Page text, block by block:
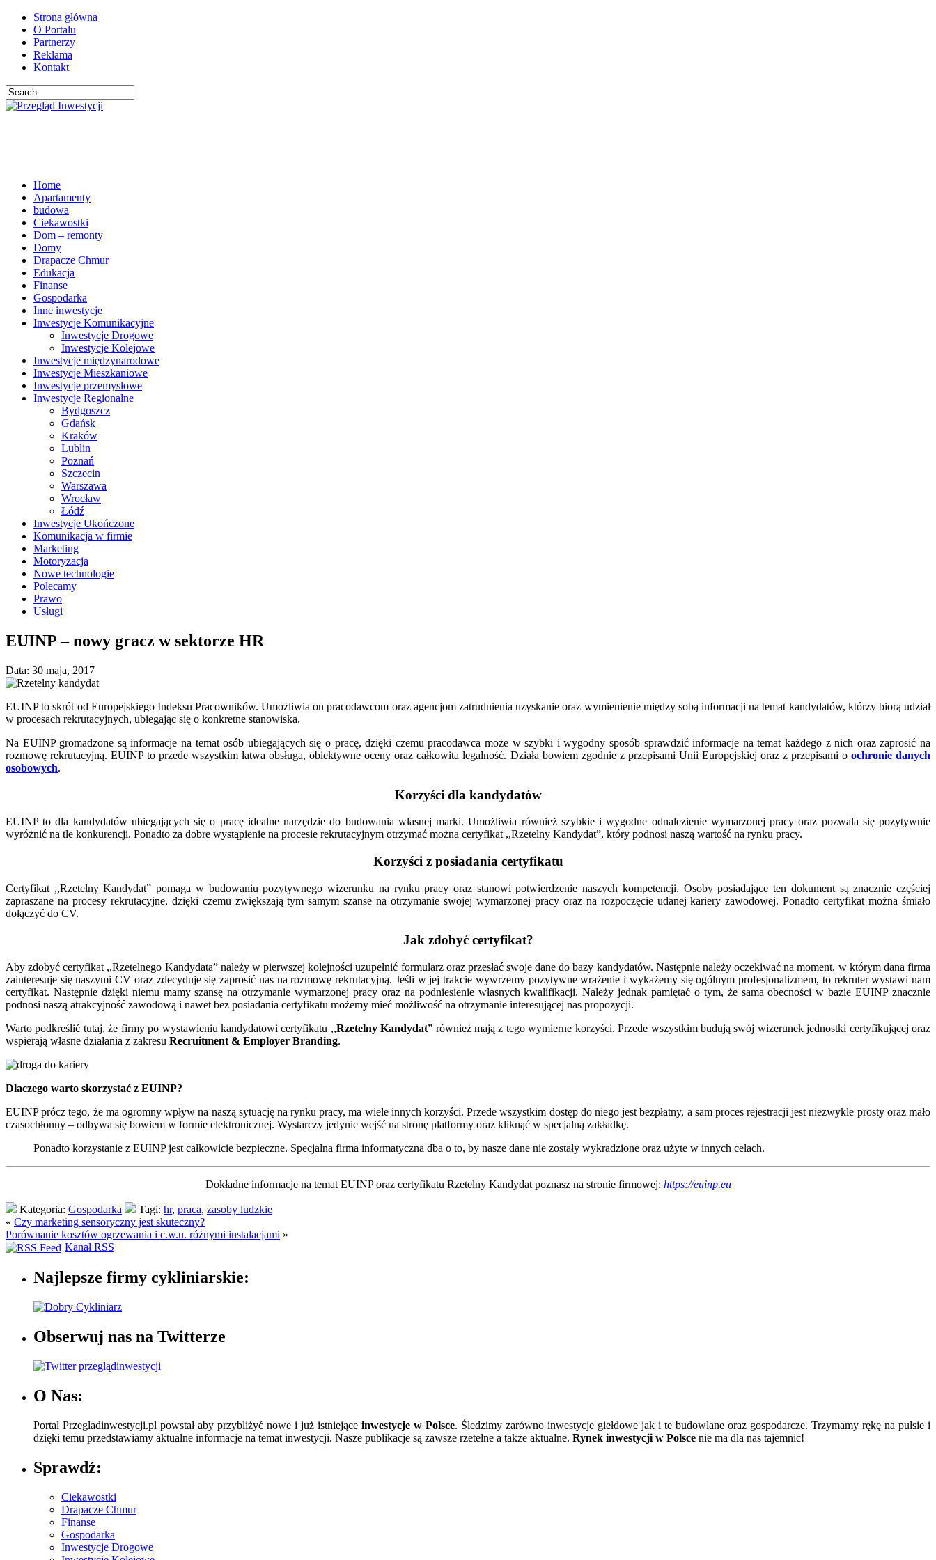
Strona główna
O Portalu
Partnerzy
Reklama
Kontakt
Home
Apartamenty
budowa
Ciekawostki
Dom – remonty
Domy
Drapacze Chmur
Edukacja
Finanse
Gospodarka
Inne inwestycje
Inwestycje Komunikacyjne
Inwestycje Drogowe
Inwestycje Kolejowe
Inwestycje międzynarodowe
Inwestycje Mieszkaniowe
Inwestycje przemysłowe
Inwestycje Regionalne
Bydgoszcz
Gdańsk
Kraków
Lublin
Poznań
Szczecin
Warszawa
Wrocław
Łódź
Inwestycje Ukończone
Komunikacja w firmie
Marketing
Motoryzacja
Nowe technologie
Polecamy
Prawo
Usługi
EUINP – nowy gracz w sektorze HR
Data: 30 maja, 2017
EUINP to skrót od Europejskiego Indeksu Pracowników. Umożliwia on pracodawcom oraz agencjom zatrudnienia uzyskanie oraz wymienienie między sobą informacji na temat kandydatów, którzy biorą udział
w procesach rekrutacyjnych, ubiegając się o konkretne stanowiska.
Na EUINP gromadzone są informacje na temat osób ubiegających się o pracę, dzięki czemu pracodawca może w szybki i wygodny sposób sprawdzić informacje na temat każdego z nich oraz zaprosić na
rozmowę rekrutacyjną. EUINP to przede wszystkim łatwa obsługa, obiektywne oceny oraz całkowita legalność. Działa bowiem zgodnie z przepisami Unii Europejskiej oraz z przepisami o ochronie danych
osobowych.
Korzyści dla kandydatów
EUINP to dla kandydatów ubiegających się o pracę idealne narzędzie do budowania własnej marki. Umożliwia również szybkie i wygodne odnalezienie wymarzonej pracy oraz pozwala się pozytywnie
wyróżnić na tle konkurencji. Ponadto za dobre wystąpienie na procesie rekrutacyjnym otrzymać można certyfikat ,,Rzetelny Kandydat”, który podnosi naszą wartość na rynku pracy.
Korzyści z posiadania certyfikatu
Certyfikat ,,Rzetelny Kandydat” pomaga w budowaniu pozytywnego wizerunku na rynku pracy oraz stanowi potwierdzenie naszych kompetencji. Osoby posiadające ten dokument są znacznie częściej
zapraszane na procesy rekrutacyjne, dzięki czemu zwiększają tym samym szanse na otrzymanie swojej wymarzonej pracy oraz na rozpoczęcie udanej kariery zawodowej. Ponadto certyfikat można śmiało
dołączyć do CV.
Jak zdobyć certyfikat?
Aby zdobyć certyfikat ,,Rzetelnego Kandydata” należy w pierwszej kolejności uzupełnić formularz oraz przesłać swoje dane do bazy kandydatów. Następnie należy oczekiwać na moment, w którym dana firma
zainteresuje się naszymi CV oraz zdecyduje się zaprosić nas na rozmowę rekrutacyjną. Jeśli w jej trakcie wywrzemy pozytywne wrażenie i wykażemy się ogólnym profesjonalizmem, to rekruter wystawi nam
certyfikat. Następnie dzięki niemu mamy szansę na otrzymanie wymarzonej pracy oraz na podniesienie własnych kwalifikacji. Należy jednak pamiętać o tym, że sama obecności w bazie EUINP znacznie
podnosi naszą atrakcyjność zawodową i nawet bez posiadania certyfikatu możemy mieć możliwość na otrzymanie interesującej nas propozycji.
Warto podkreślić tutaj, że firmy po wystawieniu kandydatowi certyfikatu ,,Rzetelny Kandydat” również mają z tego wymierne korzyści. Przede wszystkim budują swój wizerunek jednostki certyfikującej oraz
wspierają własne działania z zakresu Recruitment & Employer Branding.
Dlaczego warto skorzystać z EUINP?
EUINP prócz tego, że ma ogromny wpływ na naszą sytuację na rynku pracy, ma wiele innych korzyści. Przede wszystkim dostęp do niego jest bezpłatny, a sam proces rejestracji jest niezwykle prosty oraz mało
czasochłonny – odbywa się bowiem w formie elektronicznej. Wystarczy jedynie wejść na stronę platformy oraz kliknąć w specjalną zakładkę.
Ponadto korzystanie z EUINP jest całkowicie bezpieczne. Specjalna firma informatyczna dba o to, by nasze dane nie zostały wykradzione oraz użyte w innych celach.
Dokładne informacje na temat EUINP oraz certyfikatu Rzetelny Kandydat poznasz na stronie firmowej: https://euinp.eu
Kategoria: Gospodarka Tagi: hr, praca, zasoby ludzkie
« Czy marketing sensoryczny jest skuteczny?
Porównanie kosztów ogrzewania i c.w.u. różnymi instalacjami »
Kanał RSS
Najlepsze firmy cykliniarskie:
Obserwuj nas na Twitterze
O Nas:
Portal Przegladinwestycji.pl powstał aby przybliżyć nowe i już istniejące inwestycje w Polsce. Śledzimy zarówno inwestycje giełdowe jak i te budowlane oraz gospodarcze. Trzymamy rękę na pulsie i
dzięki temu przedstawiamy aktualne informacje na temat inwestycji. Nasze publikacje są zawsze rzetelne a także aktualne. Rynek inwestycji w Polsce nie ma dla nas tajemnic!
Sprawdź:
Ciekawostki
Drapacze Chmur
Finanse
Gospodarka
Inwestycje Drogowe